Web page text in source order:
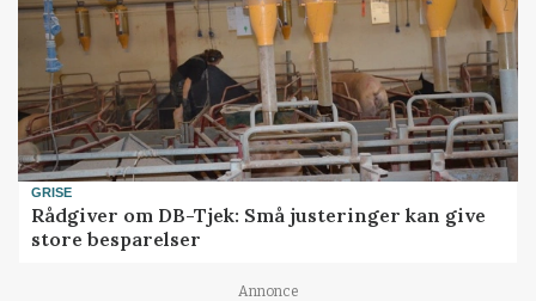
GRISE
Rådgiver om DB-Tjek: Små justeringer kan give
store besparelser
Annonce